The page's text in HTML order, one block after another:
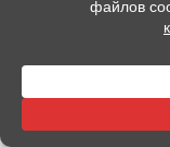
важный этап, так
Компания «Дез
обработки от